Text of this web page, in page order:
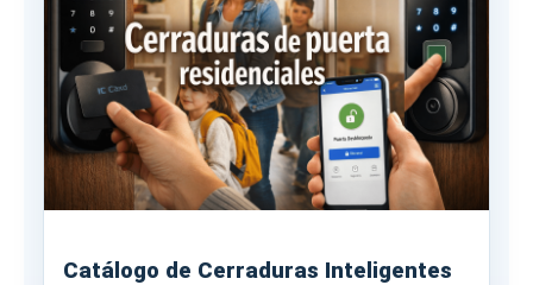
Catálogo de Cerraduras Inteligentes